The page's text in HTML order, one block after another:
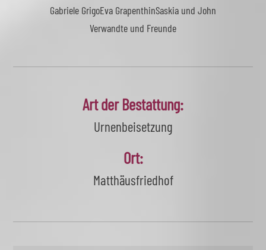
Gabriele GrigoEva GrapenthinSaskia und John
Verwandte und Freunde
Art der Bestattung:
Urnenbeisetzung
Ort:
Matthäusfriedhof